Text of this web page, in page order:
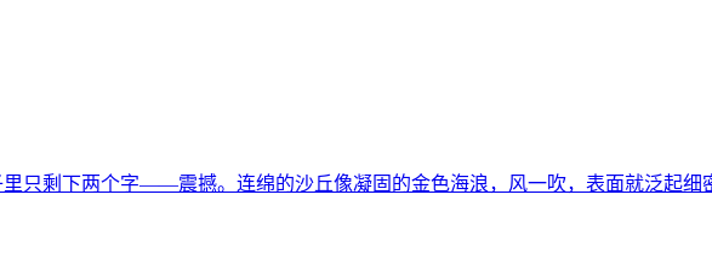
只剩下两个字——震撼。连绵的沙丘像凝固的金色海浪，风一吹，表面就泛起细